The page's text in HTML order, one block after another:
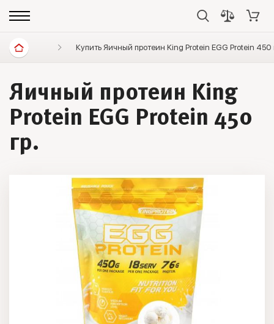
Спортивное питание Протеины Протеин
Купить Яичный протеин King Protein EGG Protein 450
Яичный протеин King
Protein EGG Protein 450
гр.